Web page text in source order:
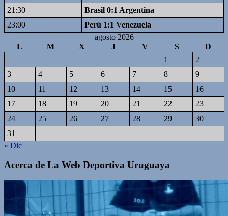
21:30
Brasil 0:1 Argentina
23:00
Perú 1:1 Venezuela
agosto 2026
L
M X J V S
D
1
2
3
4 5 6 7 8
9
10
11 12 13 14 15
16
17
18 19 20 21 22
23
24
25 26 27 28 29
30
31
« Dic
Acerca de La Web Deportiva Uruguaya